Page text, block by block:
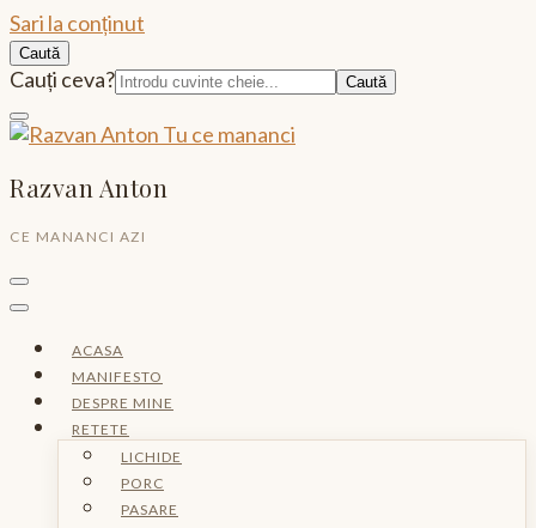
Sari la conținut
Caută
Caută:
Cauți ceva?
Razvan Anton
CE MANANCI AZI
ACASA
MANIFESTO
DESPRE MINE
RETETE
LICHIDE
PORC
PASARE